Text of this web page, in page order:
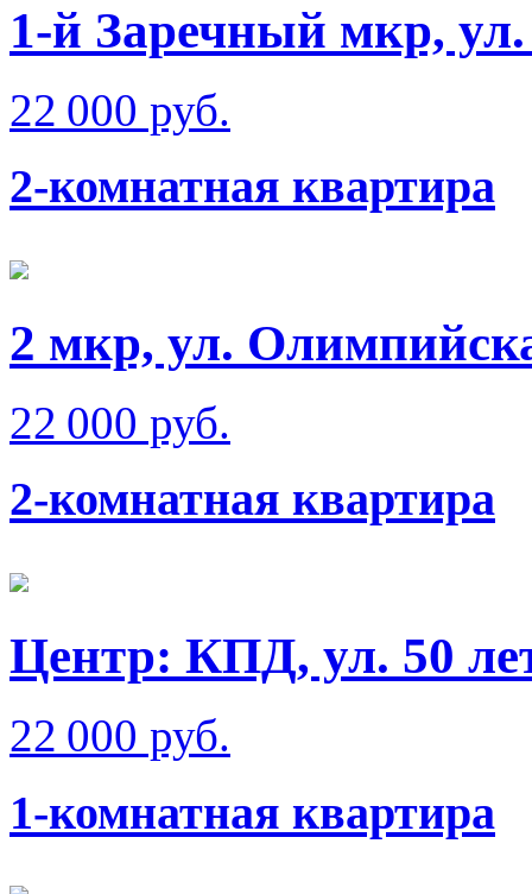
1-й Заречный мкр, ул.
22 000 руб.
2-комнатная квартира
2 мкр, ул.
22 000 руб.
2-комнатная квартира
Центр: КПД, ул. 50
22 000 руб.
1-комнатная квартира